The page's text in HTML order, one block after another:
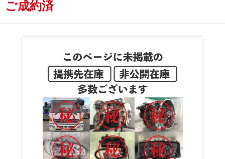
ご成約済